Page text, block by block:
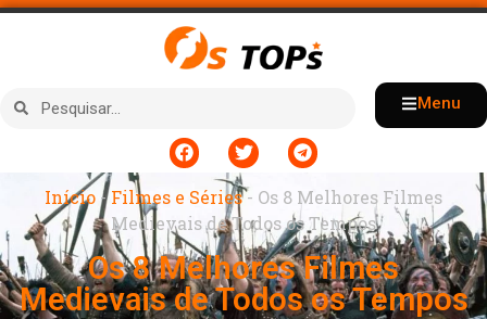
Menu
Início -Filmes e Séries- Os 8 Melhores Filmes
Medievais de Todos os Tempos
Os 8 Melhores Filmes
Medievais de Todos os Tempos